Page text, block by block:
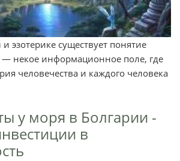
эзотерике существует понятие
некое информационное поле, где
человечества и каждого человека
у моря в Болгарии -
в